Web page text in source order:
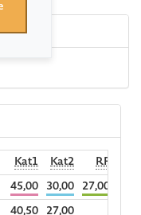
Kat1 Kat2 RF
45,00 30,00 27,00
40,50 27,00